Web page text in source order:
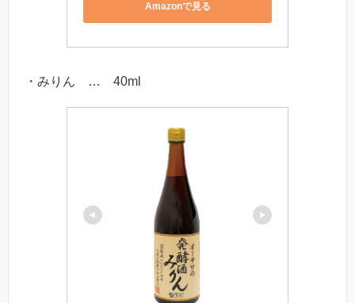
Amazonで見る
・みりん … 40ml